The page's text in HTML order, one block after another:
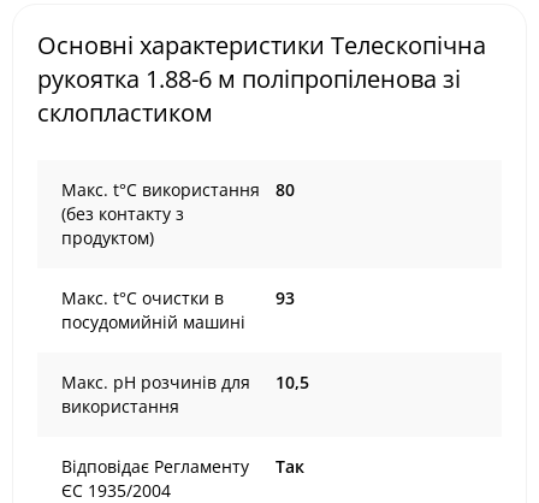
Основні характеристики Телескопічна
рукоятка 1.88-6 м поліпропіленова зі
склопластиком
Maкс. t°С використання
(без контакту з
продуктом)
80
Maкс. t°С очистки в
посудомийній машині
93
Maкс. рН розчинів для
використання
10,5
Відповідає Регламенту
ЄС 1935/2004
Так